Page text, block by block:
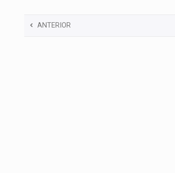
ANTERIOR